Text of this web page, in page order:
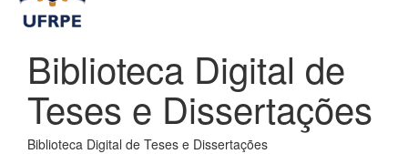
Biblioteca Digital de
Teses e Dissertações
Biblioteca Digital de Teses e Dissertações